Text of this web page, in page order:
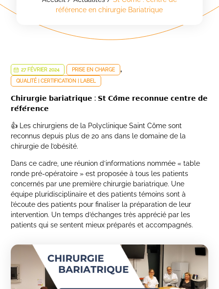
référence en chirurgie Bariatrique
27 FÉVRIER 2024 PRISE EN CHARGE ,
QUALITÉ | CERTIFICATION | LABEL
𝗖𝗵𝗶𝗿𝘂𝗿𝗴𝗶𝗲 𝗯𝗮𝗿𝗶𝗮𝘁𝗿𝗶𝗾𝘂𝗲 : 𝗦𝘁𝗖𝗼𝗺𝗲 𝗿𝗲𝗰𝗼𝗻𝗻𝘂𝗲𝗰𝗲𝗻𝘁𝗿𝗲𝗱𝗲
𝗿𝗲́𝗳𝗲́𝗿𝗲𝗻𝗰𝗲
👍 Les chirurgiens de la Polyclinique Saint Côme sont
reconnus depuis plus de 20 ans dans le domaine de la
chirurgie de l’obésité.
Dans ce cadre, une réunion d’informations nommée « table
ronde pré-opératoire » est proposée à tous les patients
concernés par une première chirurgie bariatrique. Une
équipe pluridisciplinaire et des patients témoins sont à
l’écoute des patients pour finaliser la préparation de leur
intervention. Un temps d’échanges très apprécié par les
patients qui se sentent mieux préparés et accompagnés.